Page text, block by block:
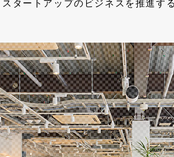
スタートアップの ビジネスを推進す